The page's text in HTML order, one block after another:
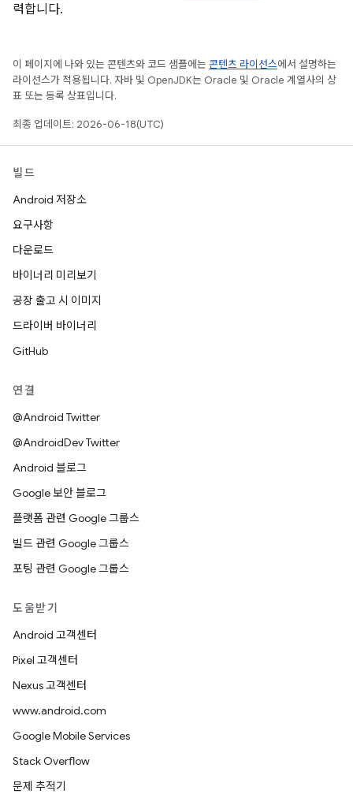
력합니다.
이 페이지에 나와 있는 콘텐츠와 코드 샘플에는 콘텐츠 라이선스에서 설명하는
라이선스가 적용됩니다. 자바 및 OpenJDK는 Oracle 및 Oracle 계열사의 상
표 또는 등록 상표입니다.
최종 업데이트: 2026-06-18(UTC)
빌드
Android 저장소
요구사항
다운로드
바이너리 미리보기
공장 출고 시 이미지
드라이버 바이너리
GitHub
연결
@Android Twitter
@AndroidDev Twitter
Android 블로그
Google 보안 블로그
플랫폼 관련 Google 그룹스
빌드 관련 Google 그룹스
포팅 관련 Google 그룹스
도움받기
Android 고객센터
Pixel 고객센터
Nexus 고객센터
www.android.com
Google Mobile Services
Stack Overflow
문제 추적기